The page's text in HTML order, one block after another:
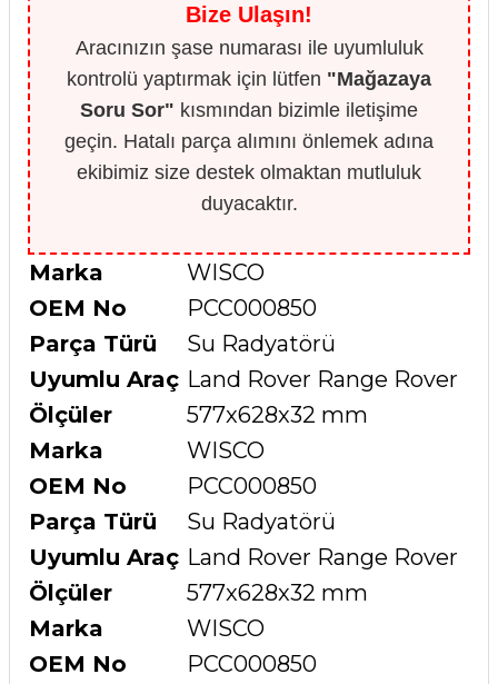
Bize Ulaşın!
Aracınızın şase numarası ile uyumluluk
kontrolü yaptırmak için lütfen "Mağazaya
Soru Sor" kısmından bizimle iletişime
geçin. Hatalı parça alımını önlemek adına
ekibimiz size destek olmaktan mutluluk
duyacaktır.
Marka
WISCO
OEM No
PCC000850
Parça Türü
Su Radyatörü
Uyumlu Araç Land Rover Range Rover
Ölçüler
577x628x32 mm
Marka
WISCO
OEM No
PCC000850
Parça Türü
Su Radyatörü
Uyumlu Araç Land Rover Range Rover
Ölçüler
577x628x32 mm
Marka
WISCO
OEM No
PCC000850